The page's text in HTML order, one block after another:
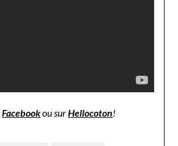
Facebookou surHellocoton!